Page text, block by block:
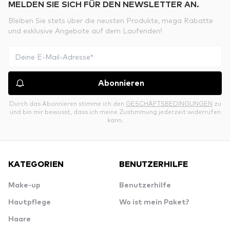
MELDEN SIE SICH FÜR DEN NEWSLETTER AN.
Bleiben Sie stets über die neusten Produkte, mega Rabatte
und exklusive Angebote auf dem Laufenden!
Abonnieren
Durch das Abonnieren stimme ich den GESCHÄFTSBEDINGUNGEN zu
und bin mir bewusst, dass ich meine Zustimmung jederzeit widerrufen
kann.
KATEGORIEN
Make-up
Hautpflege
Haare
BENUTZERHILFE
Benutzerhilfe
Wo ist mein Paket?